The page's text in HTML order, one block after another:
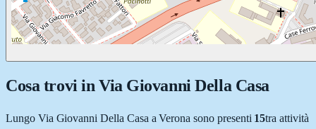
Cosa trovi in Via Giovanni Della Casa
Lungo Via Giovanni Della Casa aVerona sono presenti 15tra attività